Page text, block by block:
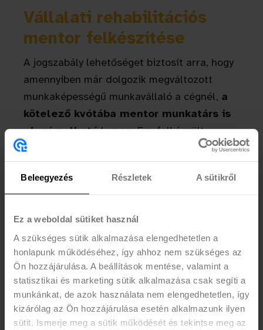
Beleegyezés Részletek A sütikről
Ez a weboldal sütiket használ
A szükséges sütik alkalmazása elengedhetetlen a
honlapunk működéséhez, így ahhoz nem szükséges az
Ön hozzájárulása. A beállítások mentése, valamint a
statisztikai és marketing sütik alkalmazása csak segíti a
munkánkat, de azok használata nem elengedhetetlen, így
kizárólag az Ön hozzájárulása esetén alkalmazunk ilyen
sütit. Ismerje meg a sütik működését és tekintse meg az
Vállalati rehabilitációs
mentor felkészítése
A jogszabály lehetőséget biztosít arra, hogy
amennyiben már dolgozik megváltozott
munkaképességű munkavállaló a cégnél, a
kötelező kvótába mentor munkatárs is
elszámolhatólegyen. Egy felkészült
mentor jelentősen javítja a bekerülés és a
megtartás esélyeit a megváltozott
munkaképességű munkavállalók számára.
szabályozási, mind a támogatói ismeretek
elsajátítására hangsúlyt fektetünk.
Mindeközben a résztvevők élményekhez is
jutnak és bővülnek a kompetenciáik, amellyel
a szerepüket sikeresen be tudják tölteni.
A felkészítés 2x6 órás, online vagy